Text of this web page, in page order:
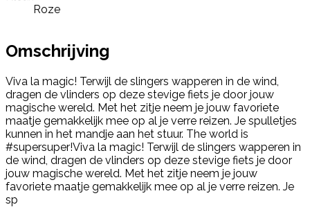
Roze
Omschrijving
Viva la magic! Terwijl de slingers wapperen in de wind,
dragen de vlinders op deze stevige fiets je door jouw
magische wereld. Met het zitje neem je jouw favoriete
maatje gemakkelijk mee op al je verre reizen. Je spulletjes
kunnen in het mandje aan het stuur. The world is
#supersuper!Viva la magic! Terwijl de slingers wapperen in
de wind, dragen de vlinders op deze stevige fiets je door
jouw magische wereld. Met het zitje neem je jouw
favoriete maatje gemakkelijk mee op al je verre reizen. Je
sp